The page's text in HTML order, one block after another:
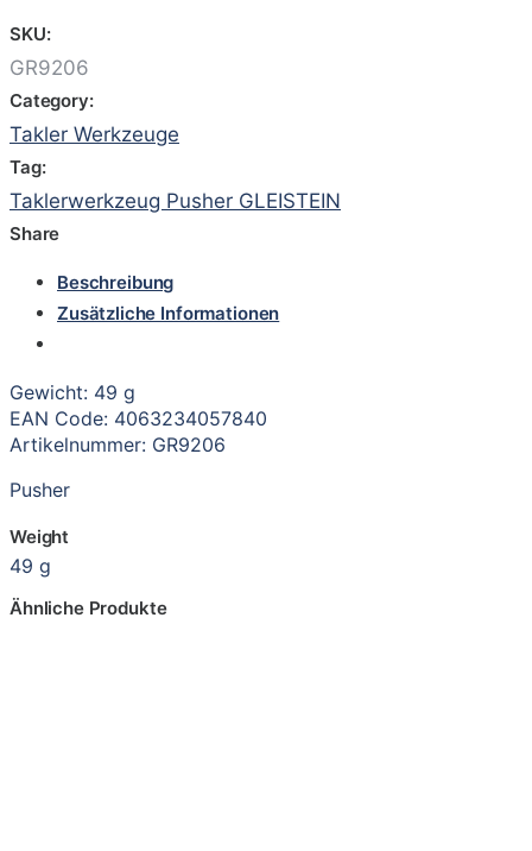
SKU:
GR9206
Category:
Takler Werkzeuge
Tag:
Taklerwerkzeug Pusher GLEISTEIN
Share
Beschreibung
Zusätzliche Informationen
Gewicht: 49 g
EAN Code: 4063234057840
Artikelnummer: GR9206
Pusher
Weight
49 g
Ähnliche Produkte